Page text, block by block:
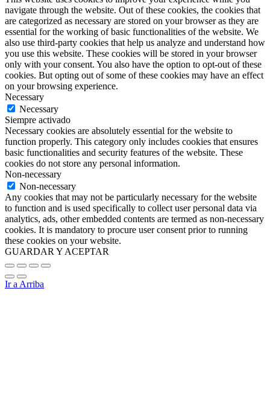
navigate through the website. Out of these cookies, the cookies that
are categorized as necessary are stored on your browser as they are
essential for the working of basic functionalities of the website. We
also use third-party cookies that help us analyze and understand how
you use this website. These cookies will be stored in your browser
only with your consent. You also have the option to opt-out of these
cookies. But opting out of some of these cookies may have an effect
on your browsing experience.
Necessary
Necessary
Siempre activado
Necessary cookies are absolutely essential for the website to
function properly. This category only includes cookies that ensures
basic functionalities and security features of the website. These
cookies do not store any personal information.
Non-necessary
Non-necessary
Any cookies that may not be particularly necessary for the website
to function and is used specifically to collect user personal data via
analytics, ads, other embedded contents are termed as non-necessary
cookies. It is mandatory to procure user consent prior to running
these cookies on your website.
GUARDAR Y ACEPTAR
Ir a Arriba